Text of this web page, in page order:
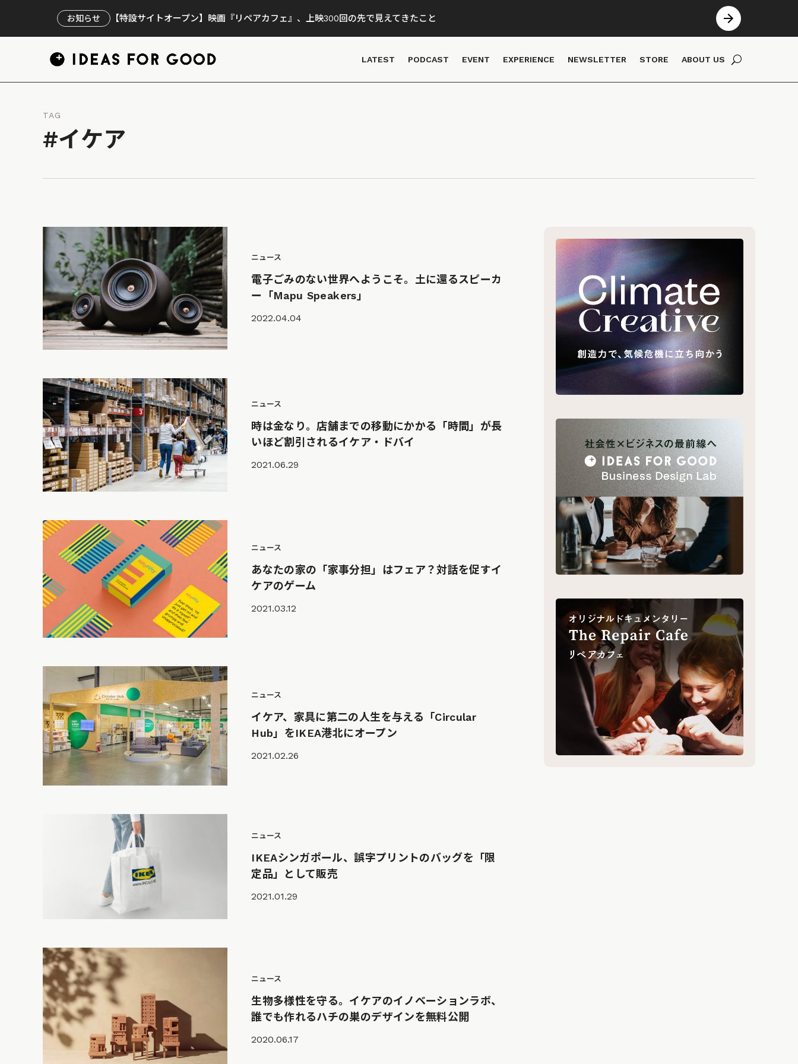
お知らせ 【特設サイトオープン】映画『リペアカフェ』、上映300回の先で見えてきたこと
LATEST PODCAST EVENT EXPERIENCE NEWSLETTER STORE ABOUT US
TAG
#イケア
ニュース
電子ごみのない世界へようこそ。土に還るスピーカ
ー「Mapu Speakers」
2022.04.04
ニュース
時は金なり。店舗までの移動にかかる「時間」が長
いほど割引されるイケア・ドバイ
2021.06.29
ニュース
あなたの家の「家事分担」はフェア？対話を促すイ
ケアのゲーム
2021.03.12
ニュース
イケア、家具に第二の人生を与える「Circular
Hub」をIKEA港北にオープン
2021.02.26
ニュース
IKEAシンガポール、誤字プリントのバッグを「限
定品」として販売
2021.01.29
ニュース
生物多様性を守る。イケアのイノベーションラボ、
誰でも作れるハチの巣のデザインを無料公開
2020.06.17